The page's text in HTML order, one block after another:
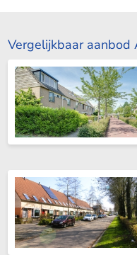
Vergelijkbaar aanbod